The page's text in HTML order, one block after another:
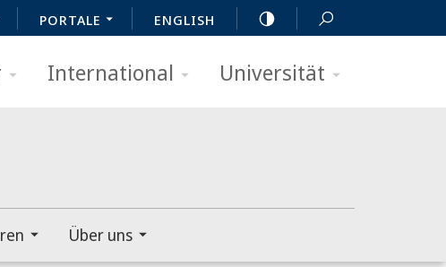
PORTALE ENGLISH
International Universität
Über uns